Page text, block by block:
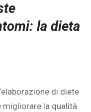
la dieta
di diete
migliorare la qualità